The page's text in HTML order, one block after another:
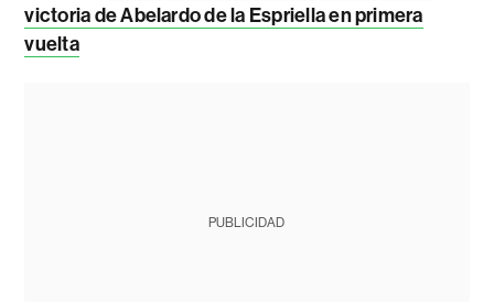
victoria de Abelardo de la Espriella en primera
vuelta
PUBLICIDAD